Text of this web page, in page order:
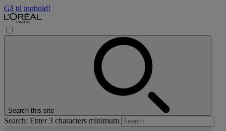
Gå til innhold!
Search this site
Search: Enter 3 characters minimum